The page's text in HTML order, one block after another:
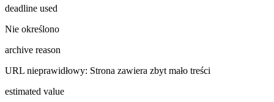
deadline used
Nie określono
archive reason
URL nieprawidłowy: Strona zawiera zbyt mało treści
estimated value